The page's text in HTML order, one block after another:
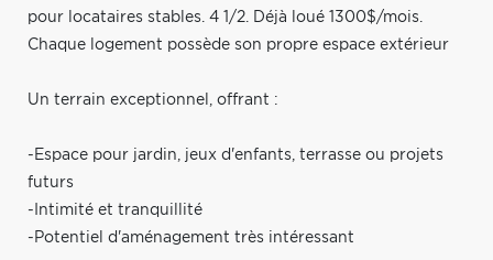
pour locataires stables. 4 1/2. Déjà loué 1300$/mois.
Chaque logement possède son propre espace extérieur
Un terrain exceptionnel, offrant :
-Espace pour jardin, jeux d'enfants, terrasse ou projets
futurs
-Intimité et tranquillité
-Potentiel d'aménagement très intéressant